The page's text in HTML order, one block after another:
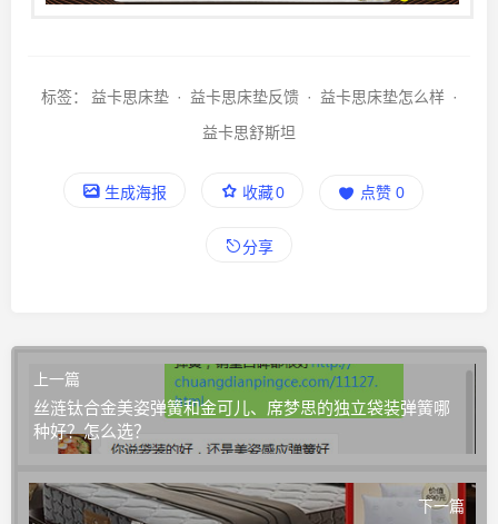
标签： 益卡思床垫 · 益卡思床垫反馈 · 益卡思床垫怎么样 ·
益卡思舒斯坦
生成海报 收藏0 点赞 0
分享
上一篇
丝涟钛合金美姿弹簧和金可儿、席梦思的独立袋装弹簧哪
种好？怎么选？
下一篇